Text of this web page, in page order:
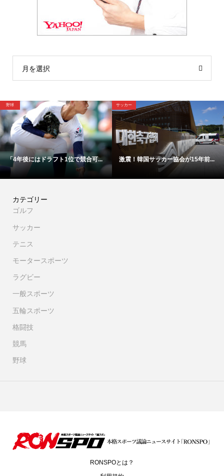
月を選択
野球
【映像】これが4年後ドラ1間違い...
野球
「高橋遥人は明らかに疲れている...
カテゴリー
ゴルフ
サッカー
テニス
モータースポーツ
ラグビー
一般スポーツ
五輪スポーツ
格闘技
競馬
野球
RONSPOとは？